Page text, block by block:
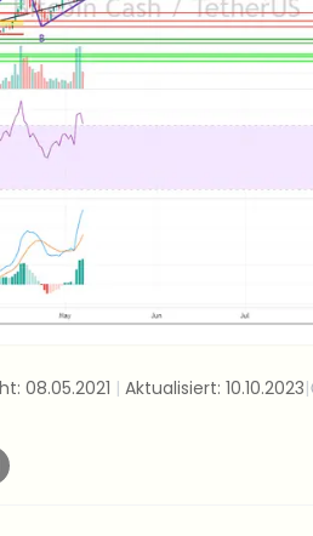
08.05.2021 | Aktualisiert: 10.10.2023|